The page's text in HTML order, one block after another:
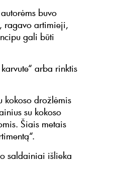
buvo
ragavo artimieji,
gali būti
arba rinktis
kokoso drožlėmis
su kokoso
Šiais metais
saldainiai išlieka